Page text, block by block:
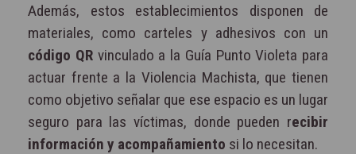
Además, estos establecimientos disponen de
materiales, como carteles y adhesivos con un
código QRvinculado a la Guía Punto Violeta para
actuar frente a la Violencia Machista, que tienen
como objetivo señalar que ese espacio es un lugar
seguro para las víctimas, donde pueden recibir
información y acompañamiento si lo necesitan.